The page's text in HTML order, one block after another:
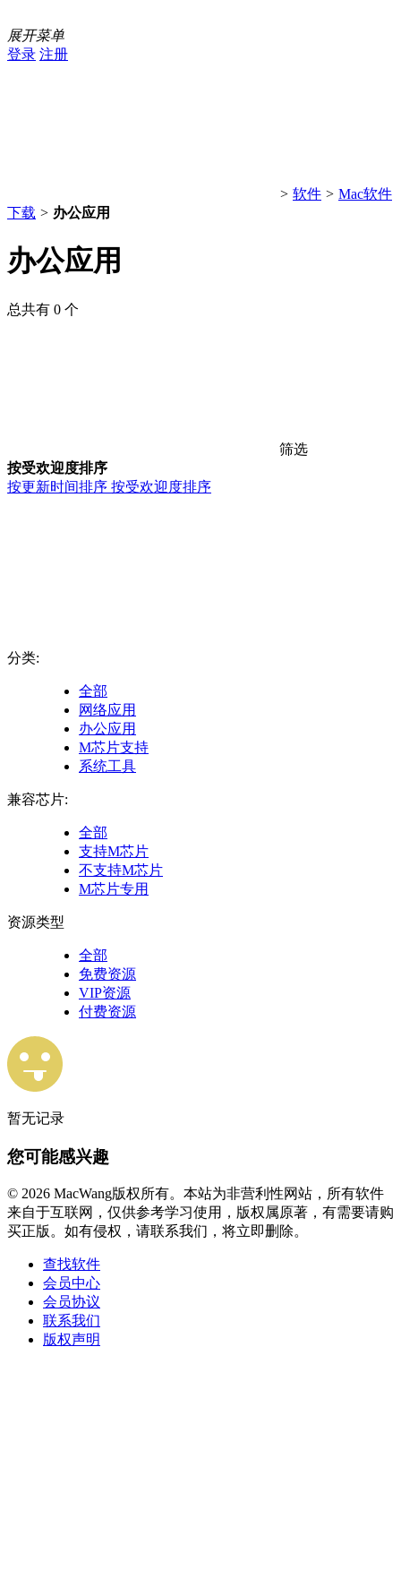
展开菜单
登录 注册
> 软件 > Mac软件
下载 > 办公应用
办公应用
总共有 0 个
筛选
按受欢迎度排序
按更新时间排序 按受欢迎度排序
分类:
全部
网络应用
办公应用
M芯片支持
系统工具
兼容芯片:
全部
支持M芯片
不支持M芯片
M芯片专用
资源类型
全部
免费资源
VIP资源
付费资源
暂无记录
您可能感兴趣
© 2026 MacWang版权所有。本站为非营利性网站，所有软件
来自于互联网，仅供参考学习使用，版权属原著，有需要请购
买正版。如有侵权，请联系我们，将立即删除。
查找软件
会员中心
会员协议
联系我们
版权声明